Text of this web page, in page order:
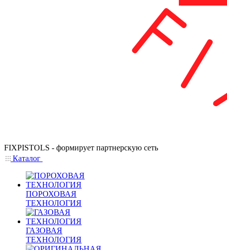
FIXPISTOLS - формирует партнерскую сеть
Каталог
ПОРОХОВАЯ
ТЕХНОЛОГИЯ
ГАЗОВАЯ
ТЕХНОЛОГИЯ